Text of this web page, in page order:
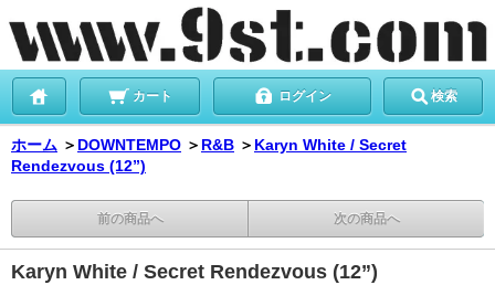
カート ログイン 検索
ホーム ＞ DOWNTEMPO ＞ R&B ＞ Karyn White / Secret
Rendezvous (12”)
前の商品へ 次の商品へ
Karyn White / Secret Rendezvous (12”)